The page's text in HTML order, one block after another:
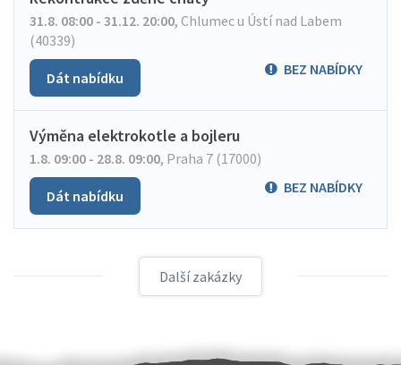
31.8. 08:00 - 31.12. 20:00, Chlumec u Ústí nad Labem
(40339)
BEZ NABÍDKY
Dát nabídku
Výměna elektrokotle a bojleru
1.8. 09:00 - 28.8. 09:00, Praha 7 (17000)
BEZ NABÍDKY
Dát nabídku
Další zakázky